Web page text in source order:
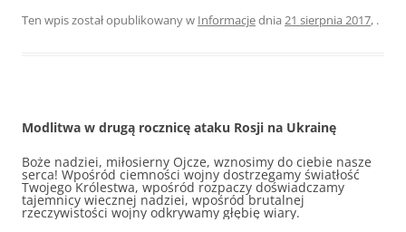
Ten wpis został opublikowany w Informacjednia 21 sierpnia 2017, .
Modlitwa w drugą rocznicę ataku Rosji na Ukrainę
Boże nadziei, miłosierny Ojcze, wznosimy do ciebie nasze
serca! Wpośród ciemności wojny dostrzegamy światłość
Twojego Królestwa, wpośród rozpaczy doświadczamy
tajemnicy wiecznej nadziei, wpośród brutalnej
rzeczywistości wojny odkrywamy głębię wiary.
Kochający nasz Ojcze, do Ciebie wznosimy dziś naszą
modlitwę. Doświadczając trwającej od dwóch lat,
wyniszczającej wojny, która każdego dnia niesie ze sobą
zniszczenie i śmierć, czujemy się wyczerpani. Nasze
wołania stają się coraz cichsze, ale jednocześnie bardziej